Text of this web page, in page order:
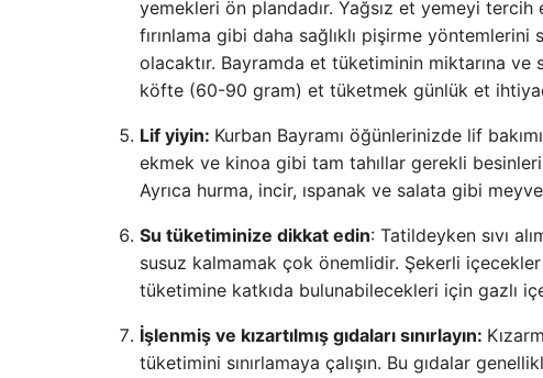
yemekleri ön plandadır. Yağsız et yemeyi
fırınlama gibi daha sağlıklı pişirme yöntemlerini
olacaktır. Bayramda et tüketiminin miktarına
köfte (60-90 gram) et tüketmek günlük et
Lif yiyin: Kurban Bayramı öğünlerinizde lif
ekmek ve kinoa gibi tam tahıllar gerekli
Ayrıca hurma, incir, ıspanak ve salata gibi
Su tüketiminize dikkat edin: Tatildeyken sıvı
susuz kalmamak çok önemlidir. Şekerli
tüketimine katkıda bulunabilecekleri için gazlı
İşlenmiş ve kızartılmış gıdaları sınırlayın:
tüketimini sınırlamaya çalışın. Bu gıdalar